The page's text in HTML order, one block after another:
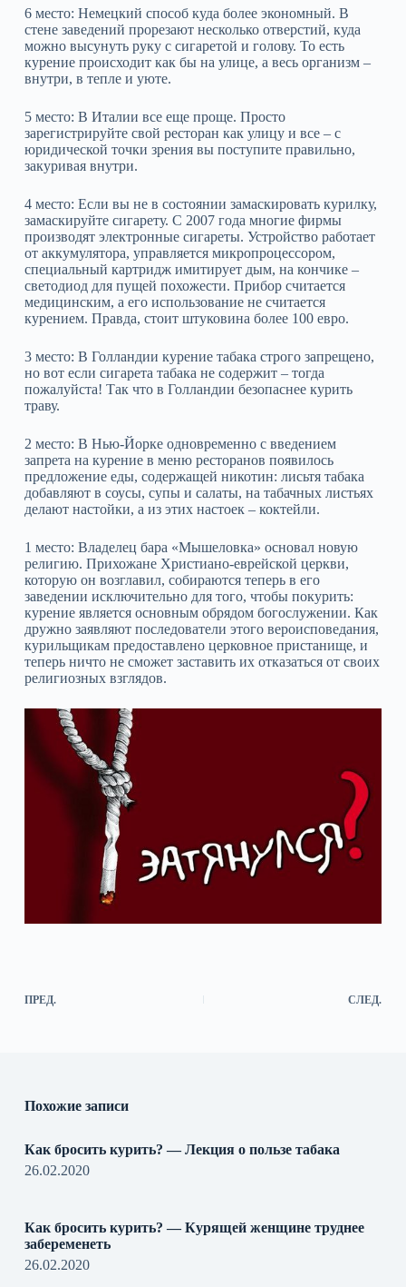
6 место: Немецкий способ куда более экономный. В
стене заведений прорезают несколько отверстий, куда
можно высунуть руку с сигаретой и голову. То есть
курение происходит как бы на улице, а весь организм –
внутри, в тепле и уюте.
5 место: В Италии все еще проще. Просто
зарегистрируйте свой ресторан как улицу и все – с
юридической точки зрения вы поступите правильно,
закуривая внутри.
4 место: Если вы не в состоянии замаскировать курилку,
замаскируйте сигарету. С 2007 года многие фирмы
производят электронные сигареты. Устройство работает
от аккумулятора, управляется микропроцессором,
специальный картридж имитирует дым, на кончике –
светодиод для пущей похожести. Прибор считается
медицинским, а его использование не считается
курением. Правда, стоит штуковина более 100 евро.
3 место: В Голландии курение табака строго запрещено,
но вот если сигарета табака не содержит – тогда
пожалуйста! Так что в Голландии безопаснее курить
траву.
2 место: В Нью-Йорке одновременно с введением
запрета на курение в меню ресторанов появилось
предложение еды, содержащей никотин: лисьтя табака
добавляют в соусы, супы и салаты, на табачных листьях
делают настойки, а из этих настоек – коктейли.
1 место: Владелец бара «Мышеловка» основал новую
религию. Прихожане Христиано-еврейской церкви,
которую он возглавил, собираются теперь в его
заведении исключительно для того, чтобы покурить:
курение является основным обрядом богослужении. Как
дружно заявляют последователи этого вероисповедания,
курильщикам предоставлено церковное пристанище, и
теперь ничто не сможет заставить их отказаться от своих
религиозных взглядов.
ПРЕД. СЛЕД.
Похожие записи
Как бросить курить? — Лекция о пользе табака
26.02.2020
Как бросить курить? — Курящей женщине труднее
забеременеть
26.02.2020